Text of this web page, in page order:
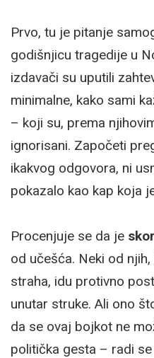
Prvo, tu je pitanje
godišnjicu tragedije u
izdavači su uputili
minimalne, kako sami
– koji su, prema
ignorisani. Započeti
ikakvog odgovora, ni
pokazalo kao kap koja
Procenjuje se da je
od učešća. Neki od
straha, idu protivno
unutar struke. Ali ono
da se ovaj bojkot ne
politička gesta – radi